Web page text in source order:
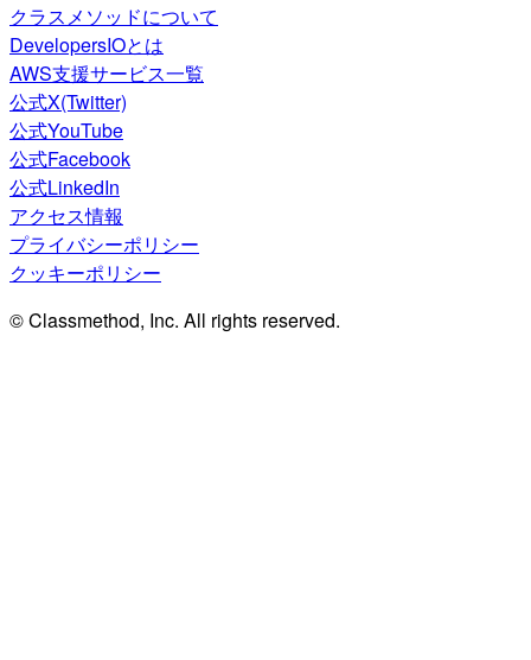
クラスメソッドについて
DevelopersIOとは
AWS支援サービス一覧
公式X(Twitter)
公式YouTube
公式Facebook
公式LinkedIn
アクセス情報
プライバシーポリシー
クッキーポリシー
© Classmethod, Inc. All rights reserved.